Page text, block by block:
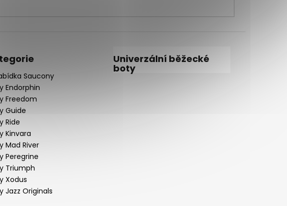
Saucony
Endorphin
Freedom
Guide
Ride
Kinvara
Mad River
Peregrine
Triumph
Xodus
Jazz Originals
Univerzální běžecké
boty